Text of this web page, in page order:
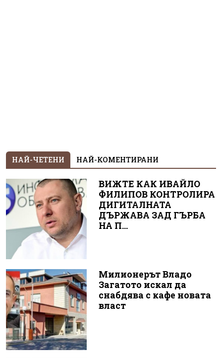
НАЙ-ЧЕТЕНИ НАЙ-КОМЕНТИРАНИ
ВИЖТЕ КАК ИВАЙЛО
ФИЛИПОВ КОНТРОЛИРА
ДИГИТАЛНАТА
ДЪРЖАВА ЗАД ГЪРБА
НА П...
Милионерът Владо
Загатото искал да
снабдява с кафе новата
власт